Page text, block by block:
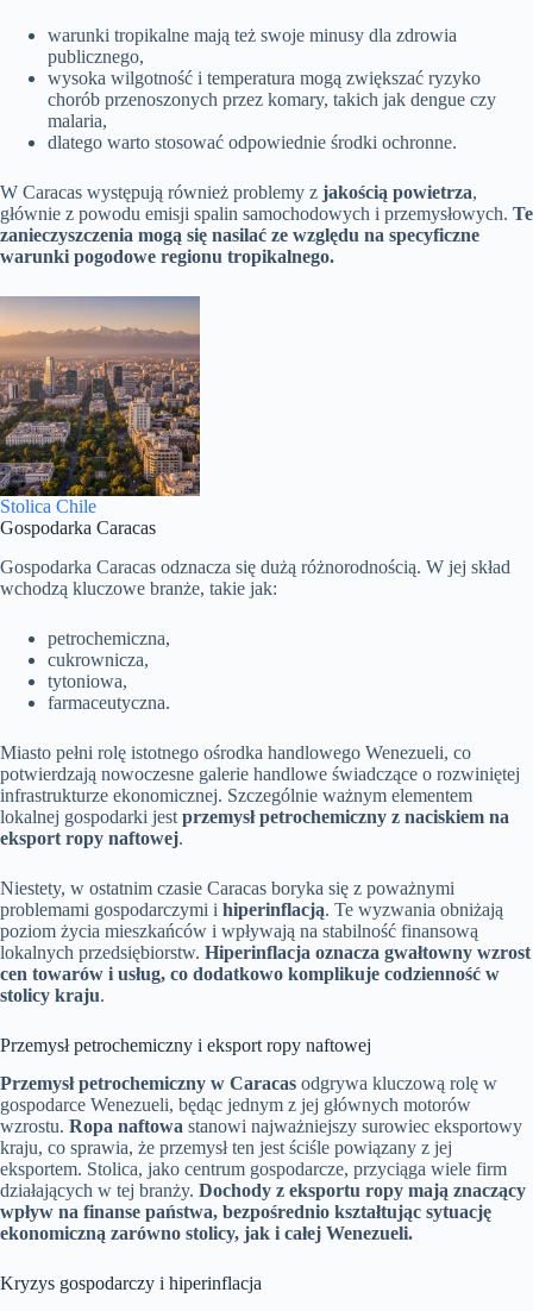
warunki tropikalne mają też swoje minusy dla zdrowia
publicznego,
wysoka wilgotność i temperatura mogą zwiększać ryzyko
chorób przenoszonych przez komary, takich jak dengue czy
malaria,
dlatego warto stosować odpowiednie środki ochronne.
W Caracas występują również problemy z jakością powietrza,
głównie z powodu emisji spalin samochodowych i przemysłowych. Te
zanieczyszczenia mogą się nasilać ze względu na specyficzne
warunki pogodowe regionu tropikalnego.
Stolica Chile
Gospodarka Caracas
Gospodarka Caracas odznacza się dużą różnorodnością. W jej skład
wchodzą kluczowe branże, takie jak:
petrochemiczna,
cukrownicza,
tytoniowa,
farmaceutyczna.
Miasto pełni rolę istotnego ośrodka handlowego Wenezueli, co
potwierdzają nowoczesne galerie handlowe świadczące o rozwiniętej
infrastrukturze ekonomicznej. Szczególnie ważnym elementem
lokalnej gospodarki jest przemysł petrochemiczny z naciskiem na
eksport ropy naftowej.
Niestety, w ostatnim czasie Caracas boryka się z poważnymi
problemami gospodarczymi i hiperinflacją. Te wyzwania obniżają
poziom życia mieszkańców i wpływają na stabilność finansową
lokalnych przedsiębiorstw. Hiperinflacja oznacza gwałtowny wzrost
cen towarów i usług, co dodatkowo komplikuje codzienność w
stolicy kraju.
Przemysł petrochemiczny i eksport ropy naftowej
Przemysł petrochemiczny w Caracas odgrywa kluczową rolę w
gospodarce Wenezueli, będąc jednym z jej głównych motorów
wzrostu. Ropa naftowa stanowi najważniejszy surowiec eksportowy
kraju, co sprawia, że przemysł ten jest ściśle powiązany z jej
eksportem. Stolica, jako centrum gospodarcze, przyciąga wiele firm
działających w tej branży. Dochody z eksportu ropy mają znaczący
wpływ na finanse państwa, bezpośrednio kształtując sytuację
ekonomiczną zarówno stolicy, jak i całej Wenezueli.
Kryzys gospodarczy i hiperinflacja